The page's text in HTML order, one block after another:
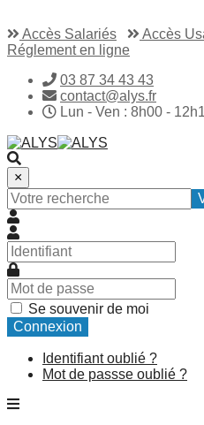
Accès Salariés Accès
Réglement en ligne
03 87 34 43 43
contact@alys.fr
Lun - Ven : 8h00 -
×
Se souvenir de moi
Connexion
Identifiant oublié ?
Mot de passse oublié ?